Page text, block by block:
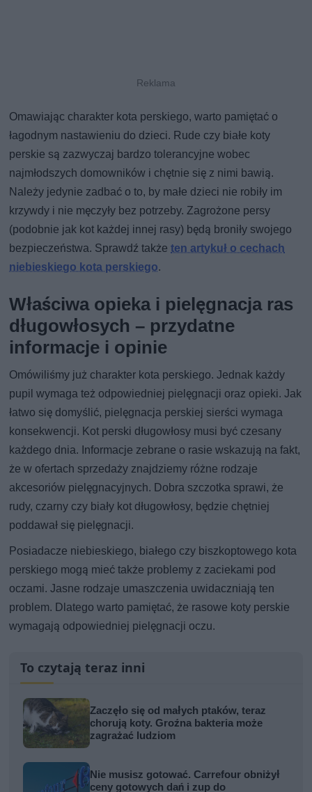
Omawiając charakter kota perskiego, warto pamiętać o
łagodnym nastawieniu do dzieci. Rude czy białe koty
perskie są zazwyczaj bardzo tolerancyjne wobec
najmłodszych domowników i chętnie się z nimi bawią.
Należy jedynie zadbać o to, by małe dzieci nie robiły im
krzywdy i nie męczyły bez potrzeby. Zagrożone persy
(podobnie jak kot każdej innej rasy) będą broniły swojego
bezpieczeństwa. Sprawdź takżeten artykuł o cechach
niebieskiego kota perskiego.
Właściwa opieka i pielęgnacja ras
długowłosych – przydatne
informacje i opinie
Omówiliśmy już charakter kota perskiego. Jednak każdy
pupil wymaga też odpowiedniej pielęgnacji oraz opieki. Jak
łatwo się domyślić, pielęgnacja perskiej sierści wymaga
konsekwencji. Kot perski długowłosy musi być czesany
każdego dnia. Informacje zebrane o rasie wskazują na fakt,
że w ofertach sprzedaży znajdziemy różne rodzaje
akcesoriów pielęgnacyjnych. Dobra szczotka sprawi, że
rudy, czarny czy biały kot długowłosy, będzie chętniej
poddawał się pielęgnacji.
Posiadacze niebieskiego, białego czy biszkoptowego kota
perskiego mogą mieć także problemy z zaciekami pod
oczami. Jasne rodzaje umaszczenia uwidaczniają ten
problem. Dlatego warto pamiętać, że rasowe koty perskie
wymagają odpowiedniej pielęgnacji oczu.
To czytają teraz inni
Zaczęło się od małych ptaków, teraz
chorują koty. Groźna bakteria może
zagrażać ludziom
Nie musisz gotować. Carrefour obniżył
ceny gotowych dań i zup do